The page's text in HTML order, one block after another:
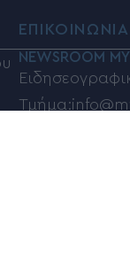
ΕΠΙΚΟΙΝΩΝΙΑ
NEWSROOM